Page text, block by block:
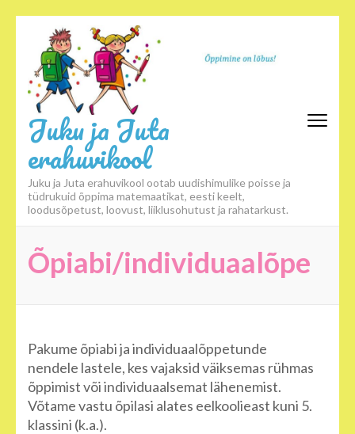
content
(Press
Enter)
Juku ja Juta
erahuvikool
Juku ja Juta erahuvikool ootab uudishimulike poisse ja
tüdrukuid õppima matemaatikat, eesti keelt,
loodusõpetust, loovust, liiklusohutust ja rahatarkust.
Õpiabi/individuaalõpe
Pakume õpiabi ja individuaalõppetunde
nendele lastele, kes vajaksid väiksemas rühmas
õppimist või individuaalsemat lähenemist.
Võtame vastu õpilasi alates eelkoolieast kuni 5.
klassini (k.a.).